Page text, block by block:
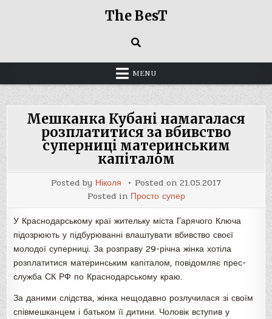
The BesT
MENU
Мешканка Кубані намагалася
розплатитися за вбивство
суперниці материнським
капіталом
Posted by Ніколя Posted on 21.05.2017
Posted in Просто супер
У Краснодарському краї жительку міста Гарячого Ключа
підозрюють у підбурюванні влаштувати вбивство своєї
молодої суперниці. За розправу 29-річна жінка хотіла
розплатитися материнським капіталом, повідомляє прес-
служба СК РФ по Краснодарському краю.
За даними слідства, жінка нещодавно розлучилася зі своїм
співмешканцем і батьком її дитини. Чоловік вступив у